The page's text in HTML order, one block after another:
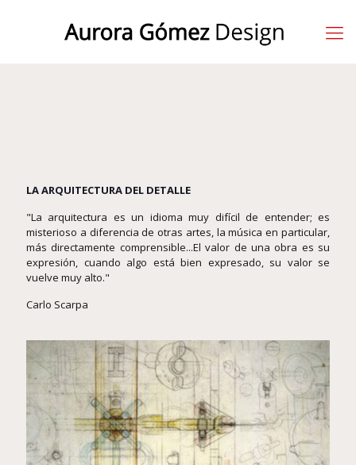
LA ARQUITECTURA DEL DETALLE
"La arquitectura es un idioma muy difícil de entender; es
misterioso a diferencia de otras artes, la música en particular,
más directamente comprensible...El valor de una obra es su
expresión, cuando algo está bien expresado, su valor se
vuelve muy alto."
Carlo Scarpa